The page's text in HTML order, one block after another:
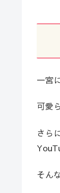
一宮
可愛
さら
そん